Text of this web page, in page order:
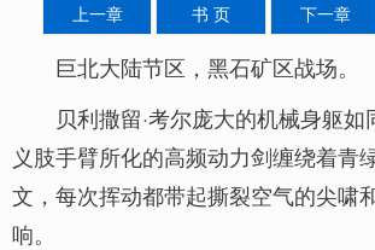
上一章 书 页 下一章
巨北大陆节区，黑石矿区战场。
贝利撒留·考尔庞大的机械身躯如
义肢手臂所化的高频动力剑缠绕着青
文，每次挥动都带起撕裂空气的尖啸
响。